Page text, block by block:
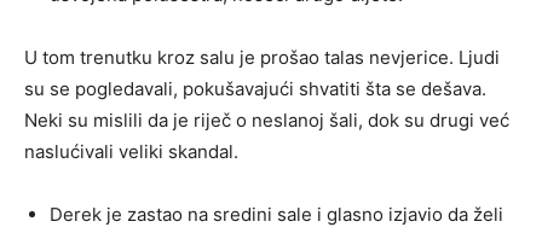
U tom trenutku kroz salu je prošao talas nevjerice. Ljudi
su se pogledavali, pokušavajući shvatiti šta se dešava.
Neki su mislili da je riječ o neslanoj šali, dok su drugi već
naslućivali veliki skandal.
Derek je zastao na sredini sale i glasno izjavio da želi